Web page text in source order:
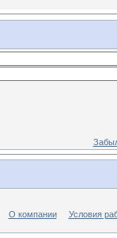
О компании Условия